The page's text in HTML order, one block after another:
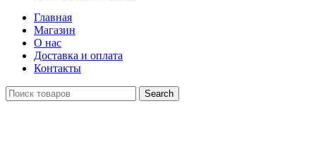
Главная
Магазин
О нас
Доставка и оплата
Контакты
Search